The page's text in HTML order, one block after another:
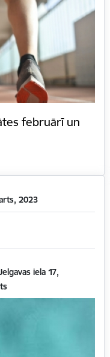
februārī un
2023
iela 17,